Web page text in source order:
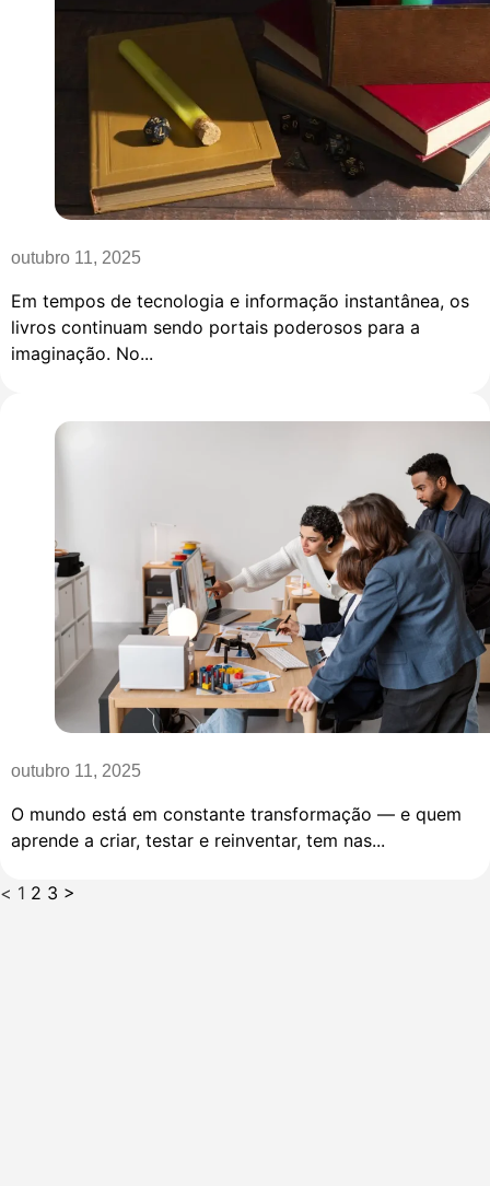
outubro 11, 2025
Em tempos de tecnologia e informação instantânea, os
livros continuam sendo portais poderosos para a
imaginação. No...
outubro 11, 2025
O mundo está em constante transformação — e quem
aprende a criar, testar e reinventar, tem nas...
< 1 2 3 >